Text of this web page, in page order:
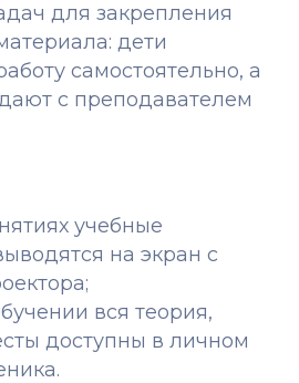
для закрепления
дети
самостоятельно, а
с преподавателем
учебные
на экран с
вся теория,
доступны в личном